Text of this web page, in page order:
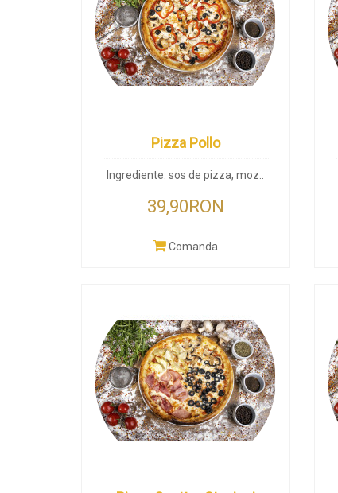
Pizza Pollo
Ingrediente: sos de pizza, moz..
39,90RON
Comanda